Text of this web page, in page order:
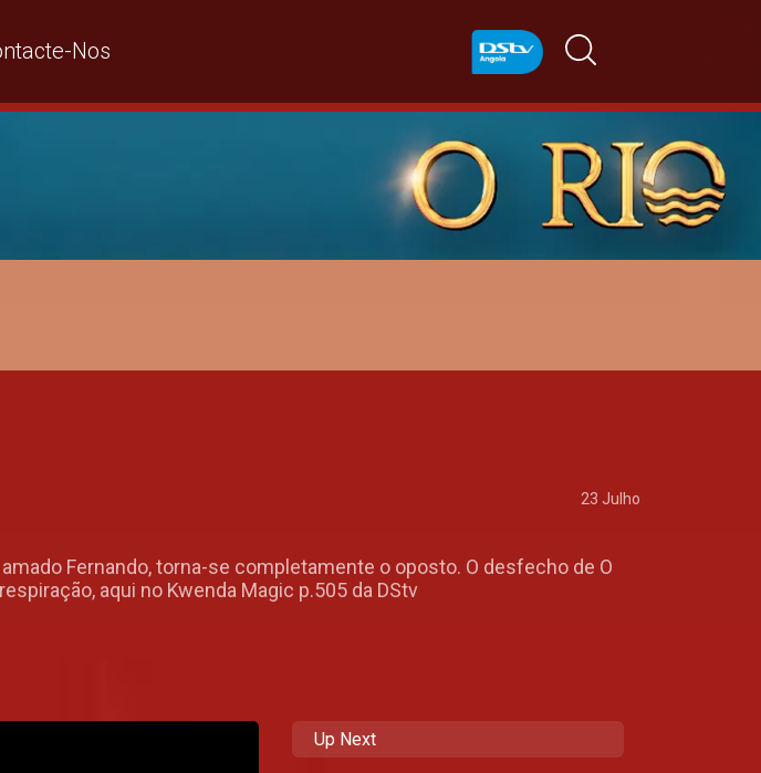
Nos
23 Julho
Fernando, torna-se completamente o oposto. O desfecho de O
aqui no Kwenda Magic p.505 da DStv
Up Next